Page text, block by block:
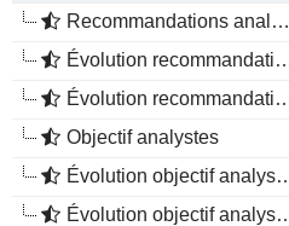
Recommandations analystes
Évolution recommandations analystes 1 an
Évolution recommandations analystes 4 mois
Objectif analystes
Évolution objectif analystes 1 an
Évolution objectif analystes 4 mois